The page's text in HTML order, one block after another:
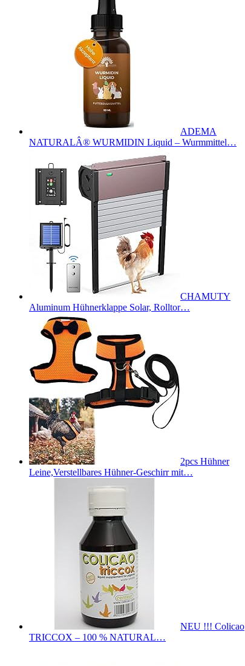
ADEMA
NATURALÂ® WURMIDIN Liquid – Wurmmittel…
CHAMUTY
Aluminum Hühnerklappe Solar, Rolltor…
2pcs Hühner
Leine,Verstellbares Hühner-Geschirr mit…
NEU !!! Colicao
TRICCOX – 100 % NATURAL…